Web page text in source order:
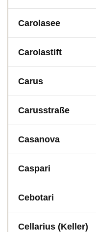
Carolasee
Carolastift
Carus
Carusstraße
Casanova
Caspari
Cebotari
Cellarius (Keller)